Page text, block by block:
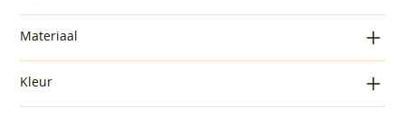
Materiaal
Kleur